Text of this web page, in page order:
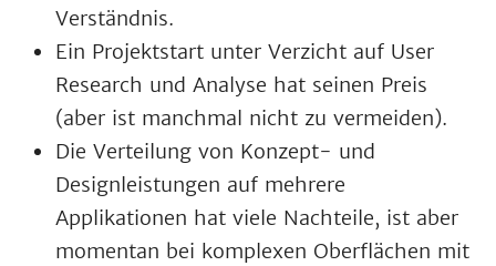
Verständnis.
Ein Projektstart unter Verzicht auf User
Research und Analyse hat seinen Preis
(aber ist manchmal nicht zu vermeiden).
Die Verteilung von Konzept- und
Designleistungen auf mehrere
Applikationen hat viele Nachteile, ist aber
momentan bei komplexen Oberflächen mit